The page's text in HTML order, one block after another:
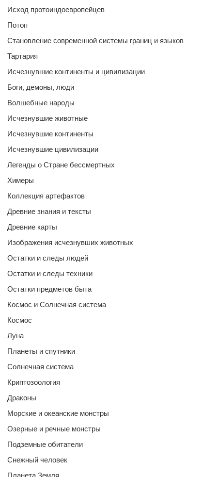
Исход протоиндоевропейцев
Потоп
Становление современной системы границ и языков
Тартария
Исчезнувшие континенты и цивилизации
Боги, демоны, люди
Волшебные народы
Исчезнувшие животные
Исчезнувшие континенты
Исчезнувшие цивилизации
Легенды о Стране бессмертных
Химеры
Коллекция артефактов
Древние знания и тексты
Древние карты
Изображения исчезнувших животных
Остатки и следы людей
Остатки и следы техники
Остатки предметов быта
Космос и Солнечная система
Космос
Луна
Планеты и спутники
Солнечная система
Криптозоология
Драконы
Морские и океанские монстры
Озерные и речные монстры
Подземные обитатели
Снежный человек
Планета Земля